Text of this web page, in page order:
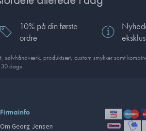
10% på din første
ordre
sølvhåndværk, produktsæt, custom smykker samt
dage.
Firmainfo
Om Georg Jensen